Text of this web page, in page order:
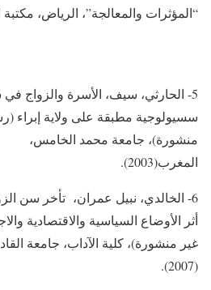
5- الحارثي، سيف، الأسرة والزواج
سسيولوجية مطبقة على ولاية إبراء
منشورة)، جامعة محمد الخامس،
المغرب(2003).
6- الخالدي، نبيل عمران، تأخر سن
أثر الأوضاع السياسية والاقتصادية
غير منشورة)، كلية الآداب، جامعة
(2007).